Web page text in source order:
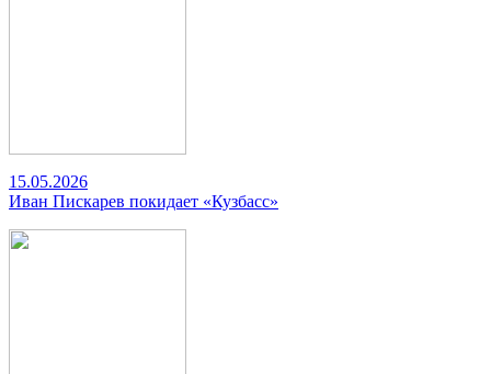
15.05.2026
Иван Пискарев покидает «Кузбасс»